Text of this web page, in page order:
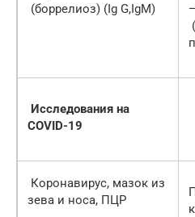
(боррелиоз) (Ig G,IgM)
Исследования на
COVID-19
Коронавирус, мазок из
зева и носа, ПЦР